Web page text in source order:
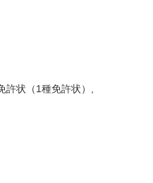
状（1種免許状）,